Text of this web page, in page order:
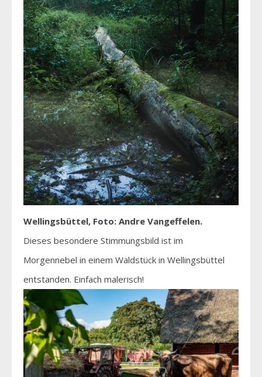
Wellingsbüttel, Foto: Andre Vangeffelen.
Dieses besondere Stimmungsbild ist im
Morgennebel in einem Waldstück in Wellingsbüttel
entstanden. Einfach malerisch!